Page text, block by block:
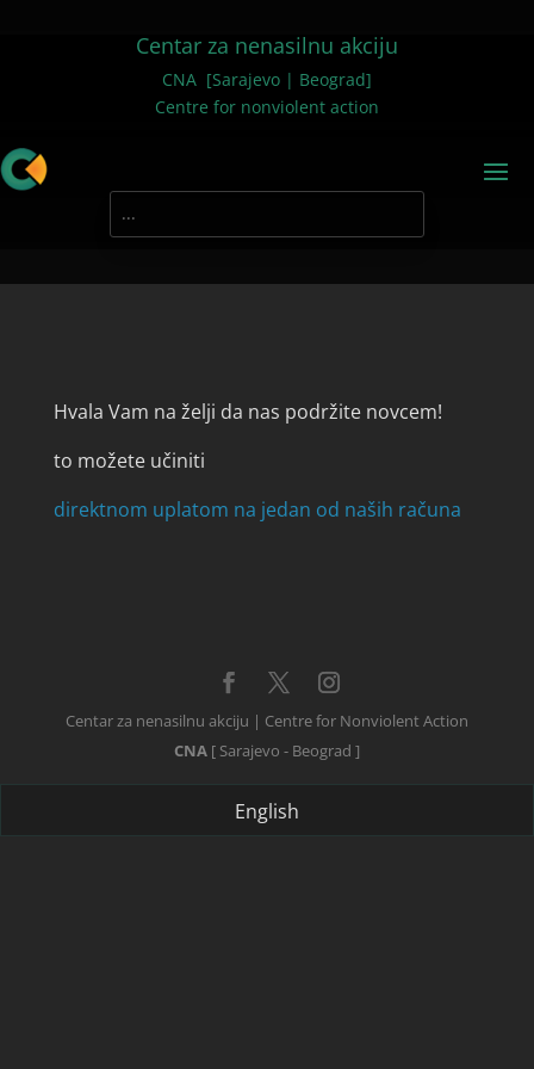
Centar za nenasilnu akciju
CNA [Sarajevo | Beograd]
Centre for nonviolent action
Hvala Vam na želji da nas podržite novcem!
to možete učiniti
direktnom uplatom na jedan od naših računa
Centar za nenasilnu akciju | Centre for Nonviolent Action
CNA[ Sarajevo - Beograd ]
English